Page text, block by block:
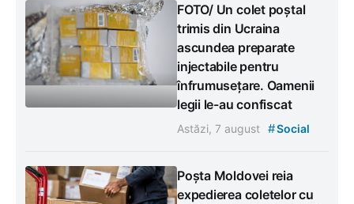
FOTO/ Un colet poștal
trimis din Ucraina
ascundea preparate
injectabile pentru
înfrumusețare. Oamenii
legii le-au confiscat
Astăzi, 7 august #Social
Poșta Moldovei reia
expedierea coletelor cu